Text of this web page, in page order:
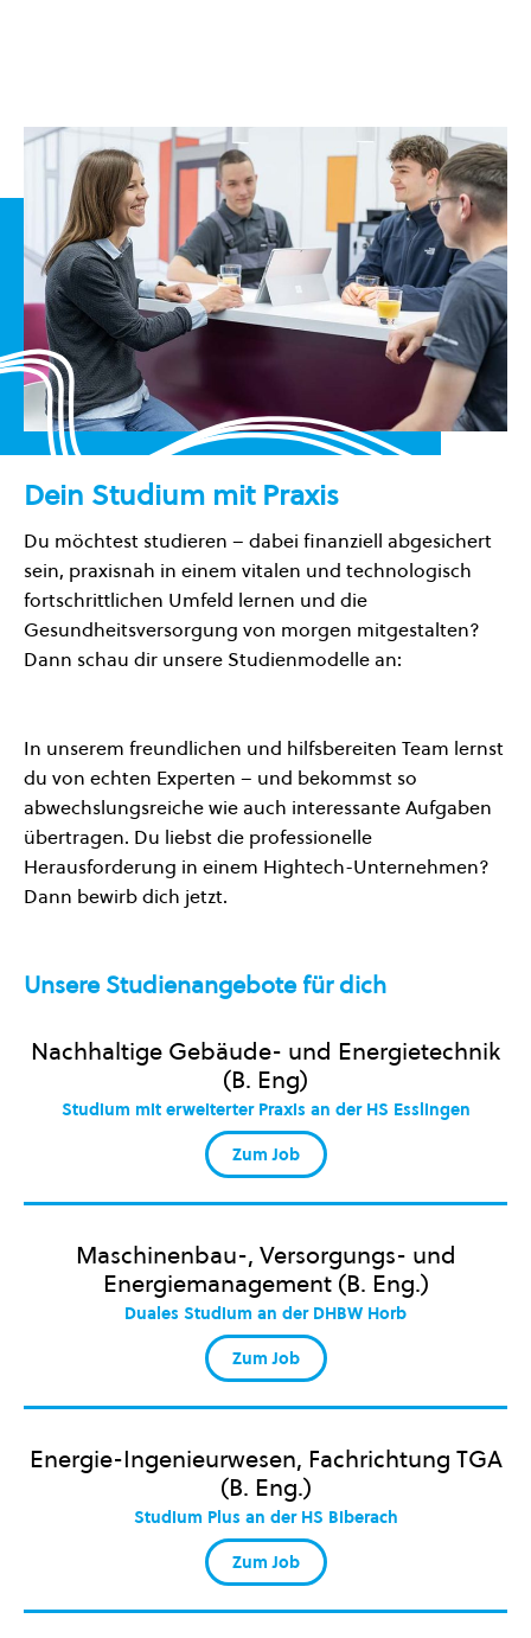
Dein Studium mit Praxis
Du möchtest studieren – dabei finanziell abgesichert
sein, praxisnah in einem vitalen und technologisch
fortschrittlichen Umfeld lernen und die
Gesundheitsversorgung von morgen mitgestalten?
Dann schau dir unsere Studienmodelle an:
In unserem freundlichen und hilfsbereiten Team lernst
du von echten Experten – und bekommst so
abwechslungsreiche wie auch interessante Aufgaben
übertragen. Du liebst die professionelle
Herausforderung in einem Hightech-Unternehmen?
Dann bewirb dich jetzt.
Unsere Studienangebote für dich
Nachhaltige Gebäude- und Energietechnik
(B. Eng)
Studium mit erweiterter Praxis an der HS Esslingen
Zum Job
Maschinenbau-, Versorgungs- und
Energiemanagement (B. Eng.)
Duales Studium an der DHBW Horb
Zum Job
Energie-Ingenieurwesen, Fachrichtung TGA
(B. Eng.)
Studium Plus an der HS Biberach
Zum Job